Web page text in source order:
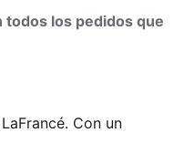
los pedidos que
Con un
de mariposas de